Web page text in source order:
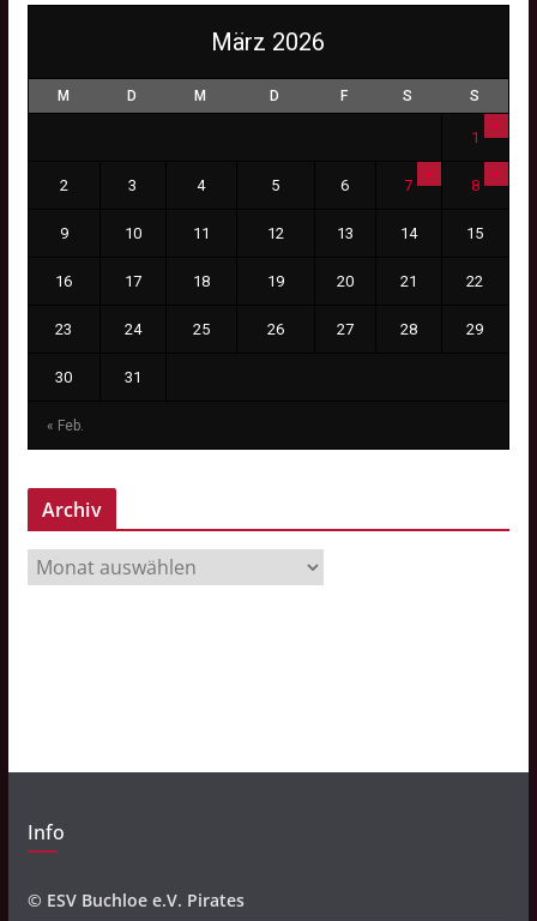
März 2026
M D M D F S S
« Feb.
1
2 3 4 5 6 7 8
9 10 11 12 13 14 15
16 17 18 19 20 21 22
23 24 25 26 27 28 29
30 31
Archiv
Info
© ESV Buchloe e.V. Pirates